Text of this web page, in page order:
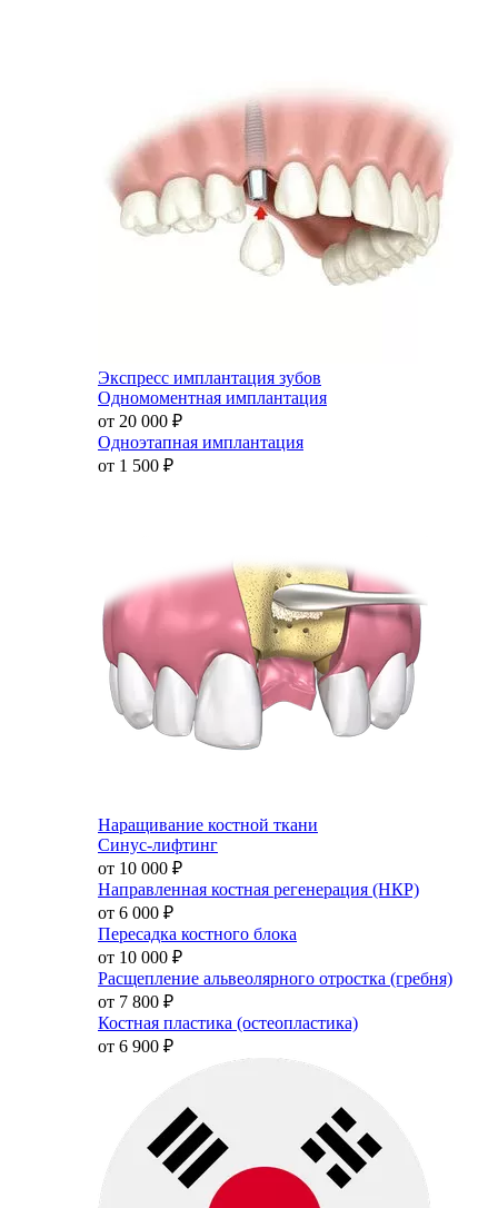
Экспресс имплантация зубов
Одномоментная имплантация
от 20 000 ₽
Одноэтапная имплантация
от 1 500 ₽
Наращивание костной ткани
Синус-лифтинг
от 10 000 ₽
Направленная костная регенерация (НКР)
от 6 000 ₽
Пересадка костного блока
от 10 000 ₽
Расщепление альвеолярного отростка (гребня)
от 7 800 ₽
Костная пластика (остеопластика)
от 6 900 ₽